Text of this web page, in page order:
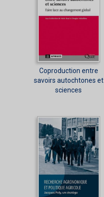
Coproduction entre
savoirs autochtones et
sciences